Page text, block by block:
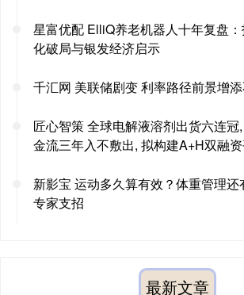
星富优配 ElliQ养老机器人十年复盘
化破局与银发经济启示
千汇网 美联储剧变 利率路径前景增
匠心智策 全球电解液溶剂出货六连
金流三年入不敷出, 拟构建A+H双融
新影宝 运动多久算有效？体重管理还
专家支招
最新文章